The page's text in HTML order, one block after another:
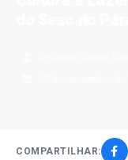
COMPARTILHAR: